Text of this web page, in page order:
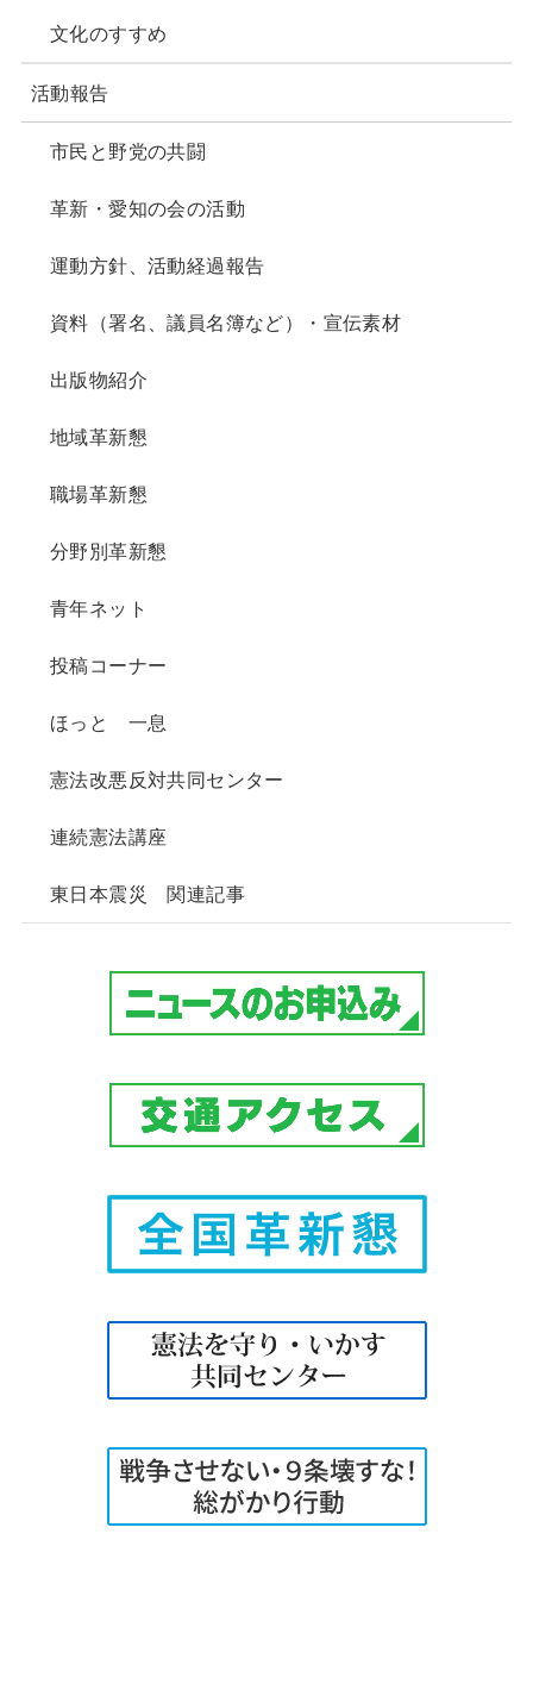
文化のすすめ
活動報告
市民と野党の共闘
革新・愛知の会の活動
運動方針、活動経過報告
資料（署名、議員名簿など）・宣伝素材
出版物紹介
地域革新懇
職場革新懇
分野別革新懇
青年ネット
投稿コーナー
ほっと 一息
憲法改悪反対共同センター
連続憲法講座
東日本震災 関連記事